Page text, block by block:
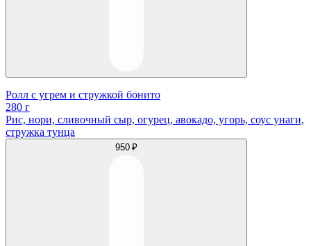
Ролл с угрем и стружкой бонито
280 г
Рис, нори, сливочный сыр, огурец, авокадо, угорь, соус унаги,
стружка тунца
950 ₽